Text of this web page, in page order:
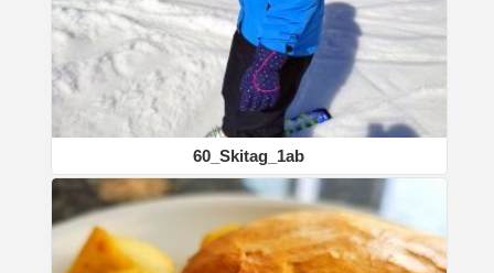
60_Skitag_1ab